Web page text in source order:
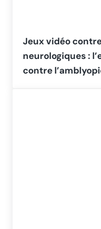
Jeux vidéo
neurologiques :
contre